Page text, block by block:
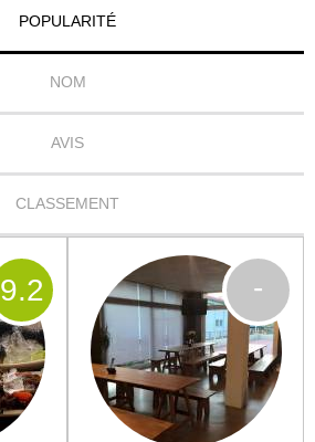
POPULARITÉ
NOM
AVIS
CLASSEMENT
9.2 -